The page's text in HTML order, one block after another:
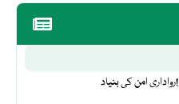
رواداری امن کی بنیاد!